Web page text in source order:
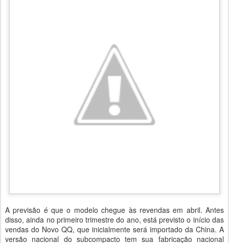
A previsão é que o modelo chegue às revendas em abril. Antes
disso, ainda no primeiro trimestre do ano, está previsto o início das
vendas do Novo QQ, que inicialmente será importado da China. A
versão nacional do subcompacto tem sua fabricação nacional